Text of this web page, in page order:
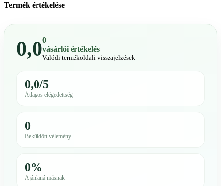
Termék értékelése
0,00
vásárlói értékelés
Valódi termékoldali visszajelzések
0,0/5
Átlagos elégedettség
0
Beküldött vélemény
0%
Ajánlaná másnak